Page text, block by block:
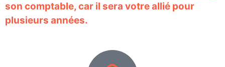
son comptable, car il sera votre allié pour
plusieurs années.